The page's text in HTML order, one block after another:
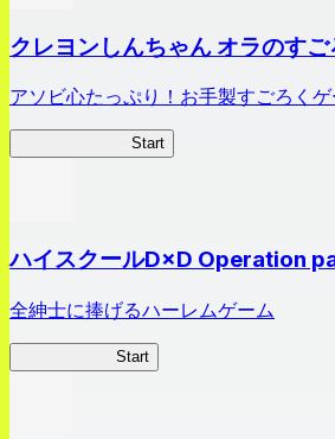
クレヨンしんちゃん オラのす
アソビ心たっぷり！お手製すごろく
Start
ハイスクールD×D Operation
全紳士に捧げるハーレムゲーム
Start